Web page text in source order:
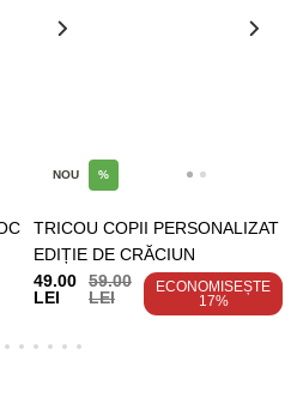
NOU %
TRICOU COPII PERSONALIZAT
EDIȚIE DE CRĂCIUN
49.00
LEI
59.00
LEI
ECONOMISEȘTE
17%